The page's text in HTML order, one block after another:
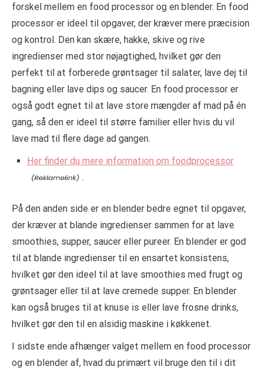
forskel mellem en food processor og en blender. En food
processor er ideel til opgaver, der kræver mere præcision
og kontrol. Den kan skære, hakke, skive og rive
ingredienser med stor nøjagtighed, hvilket gør den
perfekt til at forberede grøntsager til salater, lave dej til
bagning eller lave dips og saucer. En food processor er
også godt egnet til at lave store mængder af mad på én
gang, så den er ideel til større familier eller hvis du vil
lave mad til flere dage ad gangen.
Her finder du mere information om foodprocessor
.
På den anden side er en blender bedre egnet til opgaver,
der kræver at blande ingredienser sammen for at lave
smoothies, supper, saucer eller pureer. En blender er god
til at blande ingredienser til en ensartet konsistens,
hvilket gør den ideel til at lave smoothies med frugt og
grøntsager eller til at lave cremede supper. En blender
kan også bruges til at knuse is eller lave frosne drinks,
hvilket gør den til en alsidig maskine i køkkenet.
I sidste ende afhænger valget mellem en food processor
og en blender af, hvad du primært vil bruge den til i dit